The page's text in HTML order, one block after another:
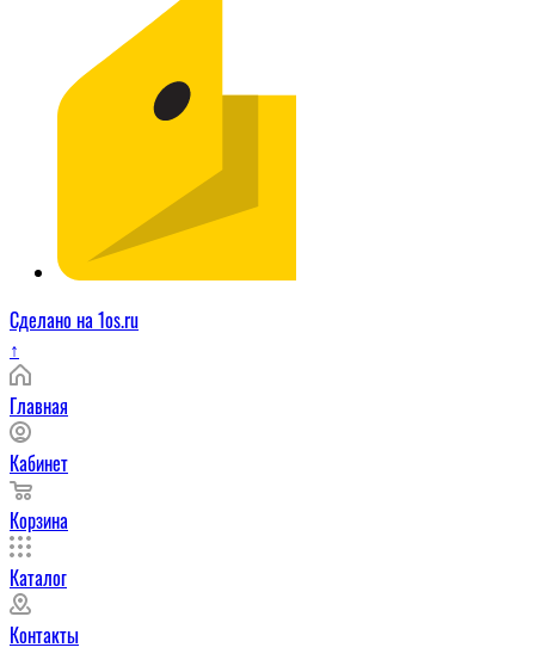
Сделано на 1os.ru
↑
Главная
Кабинет
Корзина
Каталог
Контакты